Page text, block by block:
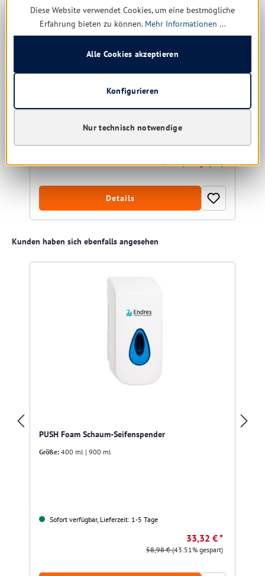
Putzschwamm Sito kratzfrei rot
Sofort verfügbar, Lieferzeit: 1-5 Tage
0,60 €(50% gespart)
Details
Produktgalerie überspringen
Kunden haben sich ebenfalls angesehen
PUSH Foam Schaum-Seifenspender
Größe: 400 ml | 900 ml
Sofort verfügbar, Lieferzeit: 1-5 Tage
33,32 € *
58,98 €(43.51% gespart)
Diese Website verwendet Cookies, um eine bestmögliche
Erfahrung bieten zu können. Mehr Informationen ...
Nur technisch notwendige
Konfigurieren
Alle Cookies akzeptieren